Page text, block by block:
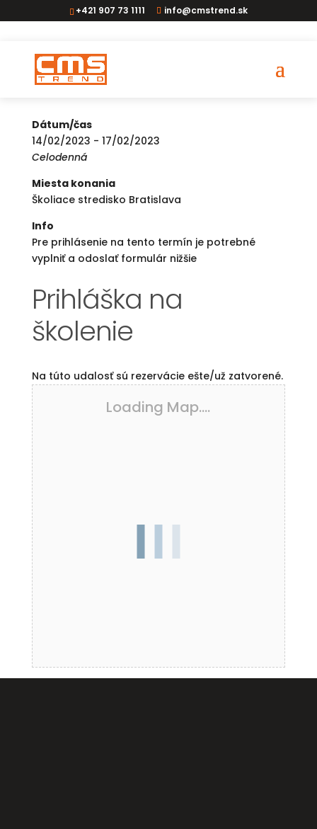
+421 907 73 1111 info@cmstrend.sk
ADR vodič BA
Dátum/čas
14/02/2023 - 17/02/2023
Celodenná
Miesta konania
Školiace stredisko Bratislava
Info
Pre prihlásenie na tento termín je potrebné
vyplniť a odoslať formulár nižšie
Prihláška na
školenie
Na túto udalosť sú rezervácie ešte/už zatvorené.
Loading Map....